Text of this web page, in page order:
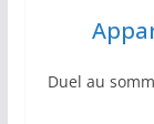
Duel au